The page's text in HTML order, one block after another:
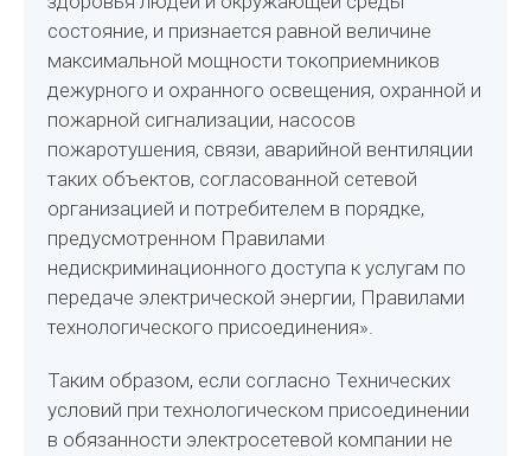
состояние, и признается равной величине
максимальной мощности токоприемников
дежурного и охранного освещения, охранной и
пожарной сигнализации, насосов
пожаротушения, связи, аварийной вентиляции
таких объектов, согласованной сетевой
организацией и потребителем в порядке,
предусмотренном Правилами
недискриминационного доступа к услугам по
передаче электрической энергии, Правилами
технологического присоединения».
Таким образом, если согласно Технических
условий при технологическом присоединении
в обязанности электросетевой компании не